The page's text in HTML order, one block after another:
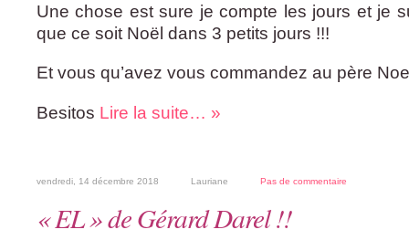
Une chose est sure je compte les jours et je
que ce soit Noël dans 3 petits jours !!!
Et vous qu’avez vous commandez au père
Besitos Lire la suite… »
vendredi, 14 décembre 2018 Lauriane Pas de commentaire
« EL » de Gérard Darel !!